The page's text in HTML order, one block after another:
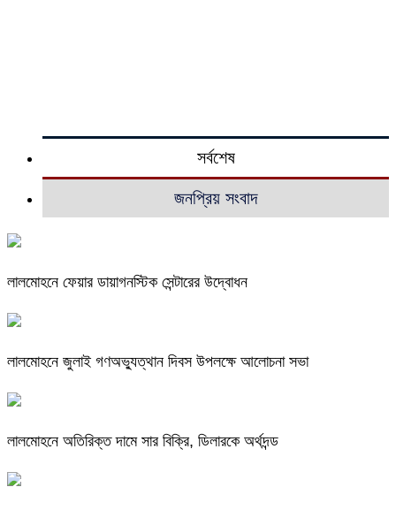
সর্বশেষ
জনপ্রিয় সংবাদ
লালমোহনে ফেয়ার ডায়াগনস্টিক সেন্টারের উদ্বোধন
লালমোহনে জুলাই গণঅভ্যুত্থান দিবস উপলক্ষে আলোচনা সভা
লালমোহনে অতিরিক্ত দামে সার বিক্রি, ডিলারকে অর্থদন্ড